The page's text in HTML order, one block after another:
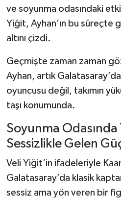
ve soyunma odasındaki
Yiğit, Ayhan’ın bu süreçte
altını çizdi.
Geçmişte zaman zaman
Ayhan, artık
oyuncusu değil, takımın
taşı konumunda.
Soyunma Odasında
Sessizlikle Gelen
Veli Yiğit’in ifadeleriyle
Galatasaray’da klasik
sessiz ama yön veren bir